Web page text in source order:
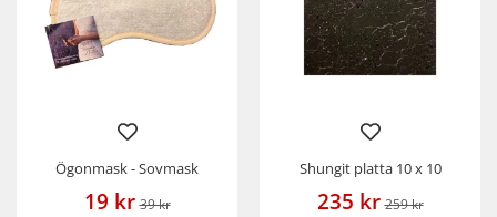
Ögonmask - Sovmask
19 kr 39 kr
Shungit platta 10 x 10
235 kr 259 kr